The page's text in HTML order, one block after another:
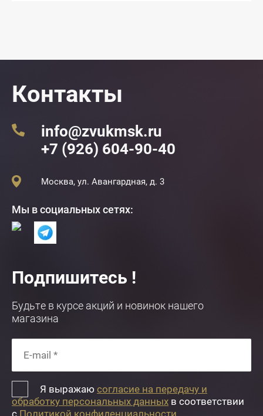
Подпишитесь !
Будьте в курсе акций и новинок нашего
магазина
Я выражаю согласие на передачу и
обработку персональных данных в соответствии
с Политикой конфиденциальности
Контакты
info@zvukmsk.ru
+7 (926) 604-90-40
Москва, ул. Авангардная, д. 3
Мы в социальных сетях: